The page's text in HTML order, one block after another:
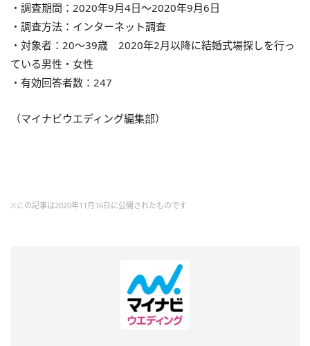
・調査期間：2020年9月4日～2020年9月6日
・調査方法：インターネット調査
・対象者：20～39歳 2020年2月以降に結婚式場探しを行っ
ている男性・女性
・有効回答者数：247
（マイナビウエディング編集部）
※この記事は2020年11月16日に公開されたものです